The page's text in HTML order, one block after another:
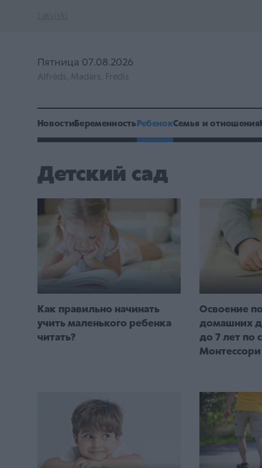
Пятница 07.08.2026
Alfrēds, Madars, Fredis
НовостиБеременность РебенокСемья и отношения
Детский сад
Как правильно начинать
учить маленького ребенка
читать?
Освоение
домашних
до 7 лет по
Монтессори